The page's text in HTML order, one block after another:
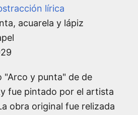
lírica
acuarela y lápiz
"Arco y punta" de de
fue pintado por el artista
obra original fue relizada